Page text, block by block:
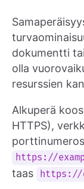
dokumentti
olla
resurssien
Alkuperä
HTTPS),
https://
taas
https://